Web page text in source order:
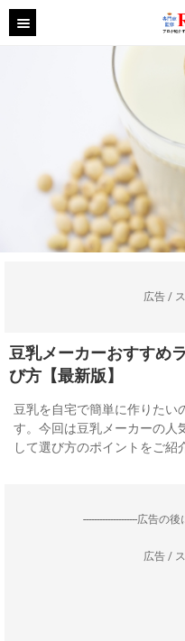
広告 /
豆乳メーカーおすすめ
び方【最新版】
豆乳を自宅で簡単に作りたい
す。今回は豆乳メーカーの人
して選び方のポイントをご紹
--------------------広告の
広告 /